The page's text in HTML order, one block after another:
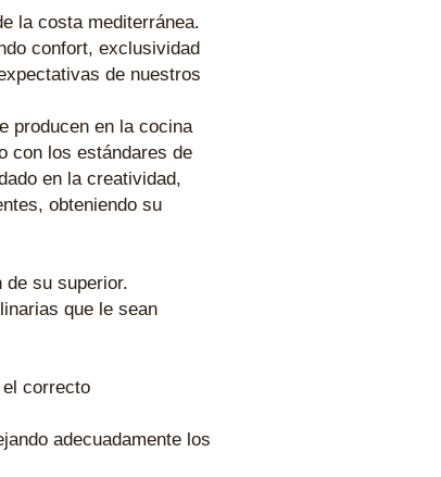
la costa mediterránea.
confort, exclusividad
de nuestros
producen en la cocina
con los estándares de
en la creatividad,
obteniendo su
su superior.
que le sean
correcto
adecuadamente los